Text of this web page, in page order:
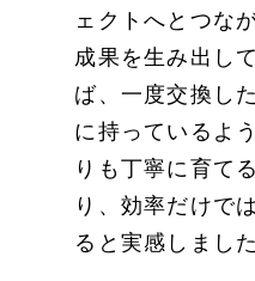
ェクトへとつな
成果を生み出し
ば、一度交換し
に持っているよ
りも丁寧に育て
り、効率だけで
ると実感しました